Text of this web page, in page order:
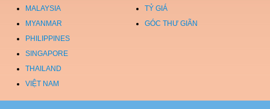
MALAYSIA
TỶ GIÁ
MYANMAR
GÓC THƯ GIÃN
PHILIPPINES
SINGAPORE
THAILAND
VIỆT NAM